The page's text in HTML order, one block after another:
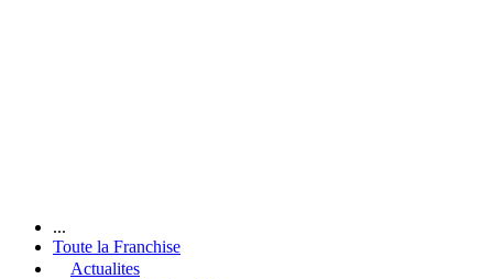
...
Toute la Franchise
Actualites